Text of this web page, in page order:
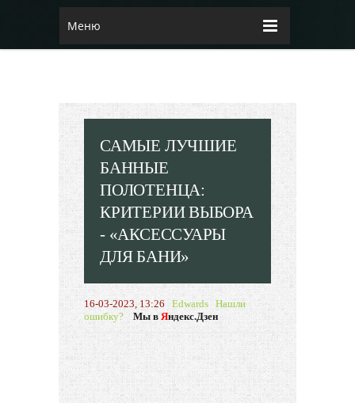
Меню
САМЫЕ ЛУЧШИЕ
БАННЫЕ
ПОЛОТЕНЦА:
КРИТЕРИИ ВЫБОРА
- «АКСЕССУАРЫ
ДЛЯ БАНИ»
16-03-2023, 13:26 Edwards Нашли
ошибку?
Мы в Яндекс.Дзен